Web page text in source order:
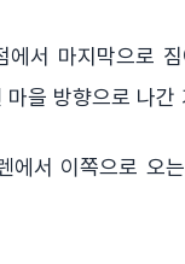
에서 마지막으로
마을 방향으로 나간
에서 이쪽으로 오